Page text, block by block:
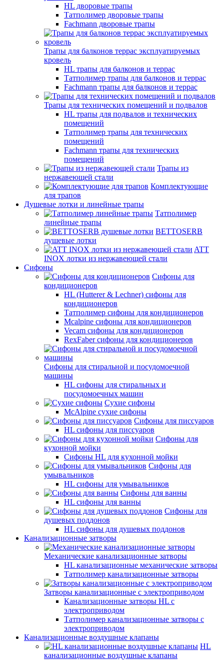
HL дворовые трапы
Татполимер дворовые трапы
Fachmann дворовые трапы
Трапы для балконов террас эксплуатируемых
кровель
HL трапы для балконов и террас
Татполимер трапы для балконов и террас
Fachmann трапы для балконов и террас
Трапы для технических помещений и подвалов
HL трапы для подвалов и технических
помещений
Татполимер трапы для технических
помещений
Fachmann трапы для технических
помещений
Трапы из
нержавеющей стали
Комплектующие
для трапов
Душевые лотки и линейные трапы
Татполимер
линейные трапы
BETTOSERB
душевые лотки
ATT
INOX лотки из нержавеющей стали
Сифоны
Сифоны для
кондиционеров
HL (Hutterer & Lechner) сифоны для
кондиционеров
Татполимер сифоны для кондиционеров
Mcalpine сифоны для кондиционеров
Vecam сифоны для кондиционеров
RexFaber сифоны для кондиционеров
Сифоны для стиральной и посудомоечной
машины
HL сифоны для стиральных и
посудомоечных машин
Сухие сифоны
McAlpine сухие сифоны
Сифоны для писсуаров
HL сифоны для писсуаров
Сифоны для
кухонной мойки
Сифоны HL для кухонной мойки
Сифоны для
умывальников
HL сифоны для умывальников
Сифоны для ванны
HL сифоны для ванны
Сифоны для
душевых поддонов
HL сифоны для душевых поддонов
Канализационные затворы
Механические канализационные затворы
HL канализационные механические затворы
Татполимер канализационные затворы
Затворы канализационные с электроприводом
Канализационные затворы HL с
электроприводом
Татполимер канализационные затворы с
электроприводом
Канализационные воздушные клапаны
HL
канализационные воздушные клапаны